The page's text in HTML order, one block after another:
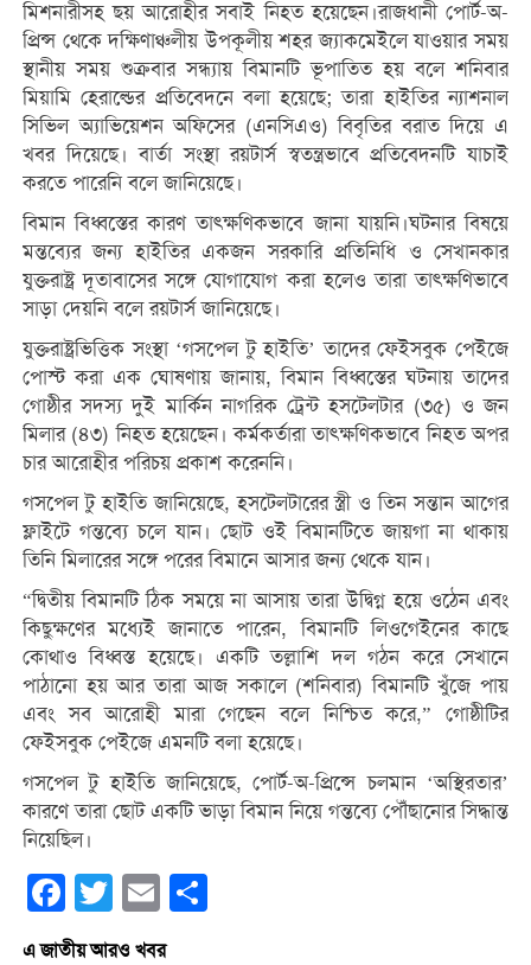
মিশনারীসহ ছয় আরোহীর সবাই নিহত হয়েছেন।রাজধানী পোর্ট-অ-
প্রিন্স থেকে দক্ষিণাঞ্চলীয় উপকূলীয় শহর জ্যাকমেইলে যাওয়ার সময়
স্থানীয় সময় শুক্রবার সন্ধ্যায় বিমানটি ভূপাতিত হয় বলে শনিবার
মিয়ামি হেরাল্ডের প্রতিবেদনে বলা হয়েছে; তারা হাইতির ন্যাশনাল
সিভিল অ্যাভিয়েশন অফিসের (এনসিএও) বিবৃতির বরাত দিয়ে এ
খবর দিয়েছে। বার্তা সংস্থা রয়টার্স স্বতন্ত্রভাবে প্রতিবেদনটি যাচাই
করতে পারেনি বলে জানিয়েছে।
বিমান বিধ্বস্তের কারণ তাৎক্ষণিকভাবে জানা যায়নি।ঘটনার বিষয়ে
মন্তব্যের জন্য হাইতির একজন সরকারি প্রতিনিধি ও সেখানকার
যুক্তরাষ্ট্র দূতাবাসের সঙ্গে যোগাযোগ করা হলেও তারা তাৎক্ষণিভাবে
সাড়া দেয়নি বলে রয়টার্স জানিয়েছে।
যুক্তরাষ্ট্রভিত্তিক সংস্থা ‘গসপেল টু হাইতি’ তাদের ফেইসবুক পেইজে
পোস্ট করা এক ঘোষণায় জানায়, বিমান বিধ্বস্তের ঘটনায় তাদের
গোষ্ঠীর সদস্য দুই মার্কিন নাগরিক ট্রেন্ট হসটেলটার (৩৫) ও জন
মিলার (৪৩) নিহত হয়েছেন। কর্মকর্তারা তাৎক্ষণিকভাবে নিহত অপর
চার আরোহীর পরিচয় প্রকাশ করেননি।
গসপেল টু হাইতি জানিয়েছে, হসটেলটারের স্ত্রী ও তিন সন্তান আগের
ফ্লাইটে গন্তব্যে চলে যান। ছোট ওই বিমানটিতে জায়গা না থাকায়
তিনি মিলারের সঙ্গে পরের বিমানে আসার জন্য থেকে যান।
“দ্বিতীয় বিমানটি ঠিক সময়ে না আসায় তারা উদ্বিগ্ন হয়ে ওঠেন এবং
কিছুক্ষণের মধ্যেই জানাতে পারেন, বিমানটি লিওগেইনের কাছে
কোথাও বিধ্বস্ত হয়েছে। একটি তল্লাশি দল গঠন করে সেখানে
পাঠানো হয় আর তারা আজ সকালে (শনিবার) বিমানটি খুঁজে পায়
এবং সব আরোহী মারা গেছেন বলে নিশ্চিত করে,” গোষ্ঠীটির
ফেইসবুক পেইজে এমনটি বলা হয়েছে।
গসপেল টু হাইতি জানিয়েছে, পোর্ট-অ-প্রিন্সে চলমান ‘অস্থিরতার’
কারণে তারা ছোট একটি ভাড়া বিমান নিয়ে গন্তব্যে পৌঁছানোর সিদ্ধান্ত
নিয়েছিল।
Facebook
Twitter Email
এ জাতীয় আরও খবর